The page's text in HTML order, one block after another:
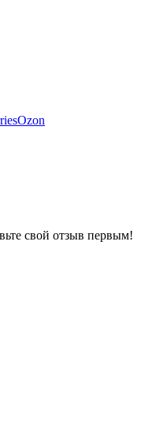
Ozon
свой отзыв первым!